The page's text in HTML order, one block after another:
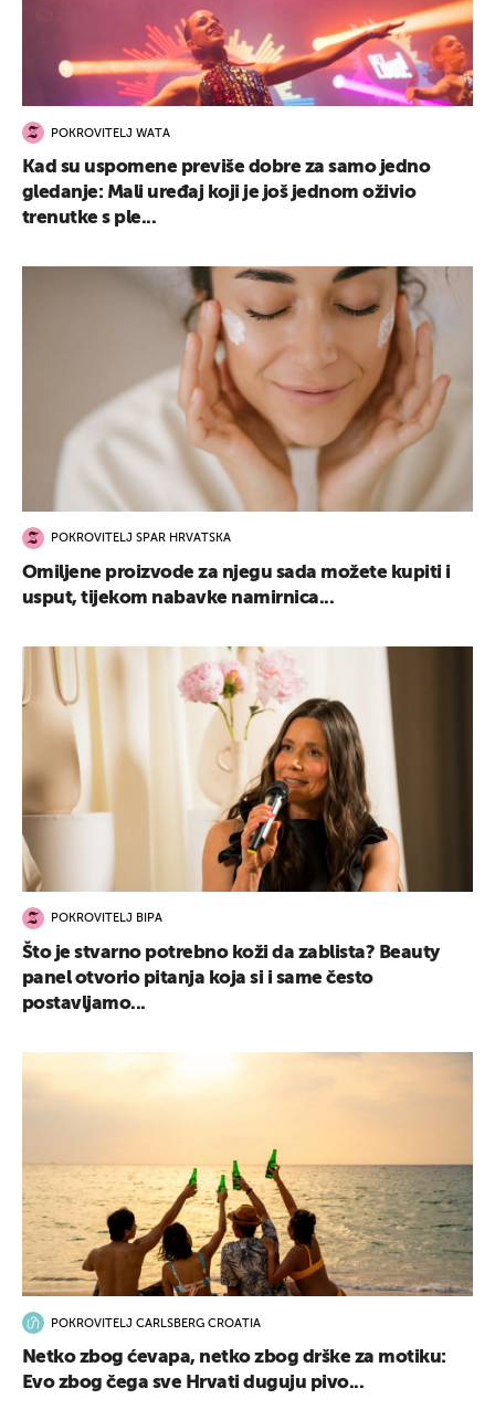
POKROVITELJ WATA
Kad su uspomene previše dobre za samo jedno
gledanje: Mali uređaj koji je još jednom oživio
trenutke s ple...
POKROVITELJ SPAR HRVATSKA
Omiljene proizvode za njegu sada možete kupiti i
usput, tijekom nabavke namirnica...
POKROVITELJ BIPA
Što je stvarno potrebno koži da zablista? Beauty
panel otvorio pitanja koja si i same često
postavljamo...
POKROVITELJ CARLSBERG CROATIA
Netko zbog ćevapa, netko zbog drške za motiku:
Evo zbog čega sve Hrvati duguju pivo...